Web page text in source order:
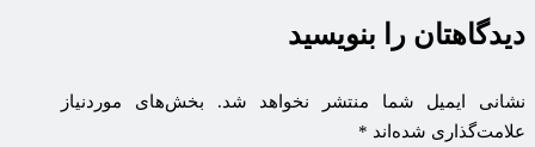
دیدگاهتان را بنویسید
نشانی ایمیل شما منتشر نخواهد شد.
بخش‌های موردنیاز
علامت‌گذاری شده‌اند *